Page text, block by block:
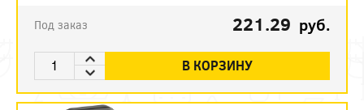
Под заказ 221.29 руб.
В КОРЗИНУ